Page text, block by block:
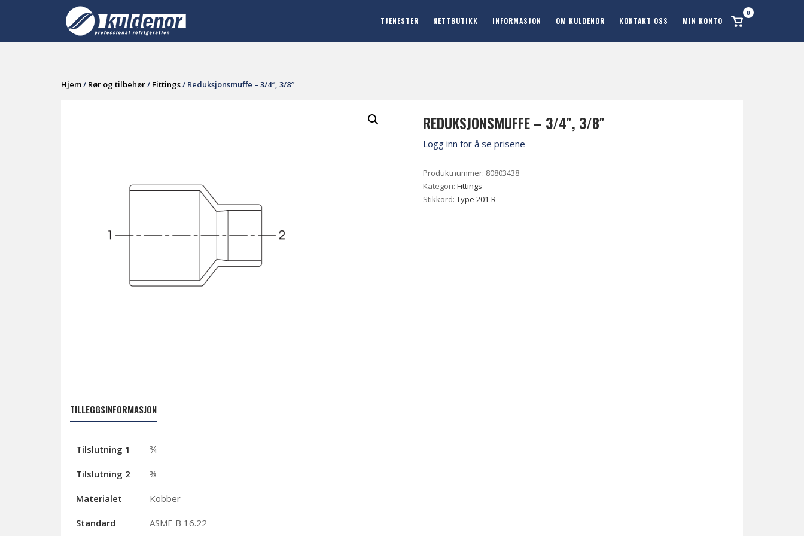
TJENESTER NETTBUTIKK INFORMASJON OM KULDENOR KONTAKT OSS MIN KONTO
Se 0
Hjem/ Rør og tilbehør/ Fittings/ Reduksjonsmuffe – 3/4″, 3/8″
REDUKSJONSMUFFE – 3/4″, 3/8″
Logg inn for å se prisene
Produktnummer: 80803438
Kategori:Fittings
Stikkord:Type 201-R
TILLEGGSINFORMASJON
Tilslutning 1 ¾
Tilslutning 2 ⅜
Materialet Kobber
Standard ASME B 16.22